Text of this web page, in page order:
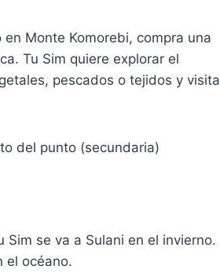
Monte Komorebi, compra una
Tu Sim quiere explorar el
pescados o tejidos y visita
del punto (secundaria)
se va a Sulani en el invierno.
el océano.